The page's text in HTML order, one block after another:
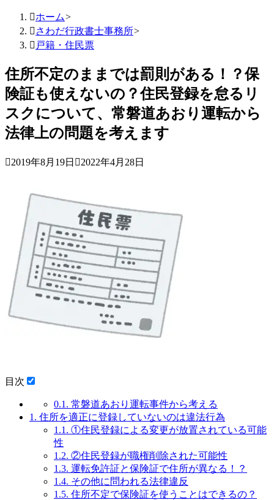
ホーム>
 さわだ行政書士事務所>
 戸籍・住民票
住所不定のままでは罰則がある！？保
険証も使えないの？住民登録を怠るリ
スクについて、常磐道あおり運転から
法律上の問題を考えます
2019年8月19日 2022年4月28日
目次
0.1. 常磐道あおり運転事件から考える
1. 住所を適正に登録していないのは違法行為
1.1. ①住民登録による変更が放置されている可能
性
1.2. ②住民登録が職権削除された可能性
1.3. 運転免許証と保険証で住所が異なる！？
1.4. その他に問われる法律違反
1.5. 住所不定で保険証を使うことはできるの？